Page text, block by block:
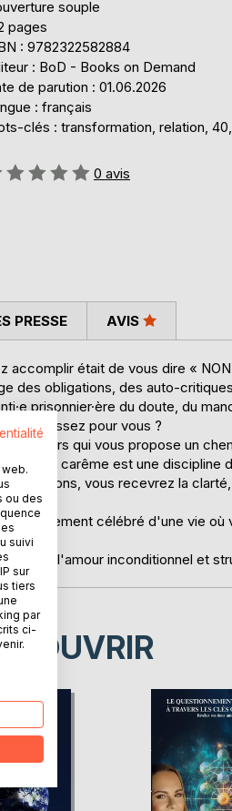
souple
pages
: 9782322582884
: BoD - Books on Demand
de parution : 01.06.2026
: français
clés : transformation, relation,
0 avis
accomplir était de vous dire «
des obligations, des auto-
prisonnier·ère du doute, du
et pas assez pour vous ?
jours qui vous propose un
ce carême est une discipline
actions, vous recevrez la
célébré d'une vie où
: l'amour inconditionnel et
PRESSE AVIS
ou des
suivi
sur
tiers
par
ci-